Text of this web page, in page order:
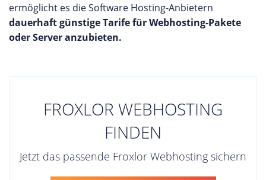
ermöglicht es die Software Hosting-Anbietern
dauerhaft günstige Tarife für Webhosting-Pakete
oder Server anzubieten.
FROXLOR WEBHOSTING
FINDEN
Jetzt das passende Froxlor Webhosting sichern